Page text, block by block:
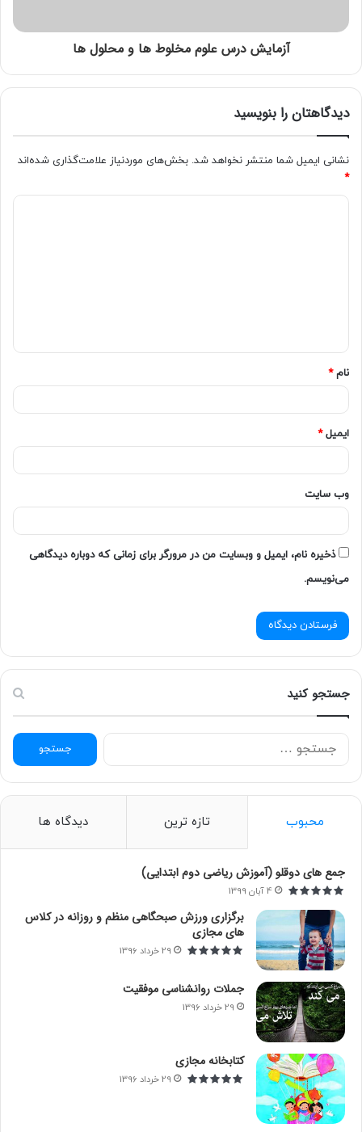
آزمایش درس علوم مخلوط ها و محلول ها
دیدگاهتان را بنویسید
نشانی ایمیل شما منتشر نخواهد شد. بخش‌های موردنیاز علامت‌گذاری شده‌اند
*
نام*
ایمیل*
وب‌ سایت
ذخیره نام، ایمیل و وبسایت من در مرورگر برای زمانی که دوباره دیدگاهی
می‌نویسم.
جستجو کنید
ج
س
ج
محبوب تازه ترین دیدگاه ها
جمع های دوقلو (آموزش ریاضی دوم ابتدایی)
4 آبان 1399
برگزاری ورزش صبحگاهی منظم و روزانه در کلاس
های مجازی
29 خرداد 1396
جملات روانشناسی موفقیت
29 خرداد 1396
کتابخانه مجازی
29 خرداد 1396